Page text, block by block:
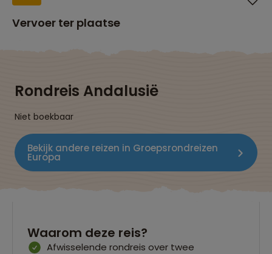
Vervoer ter plaatse
Rondreis Andalusië
Niet boekbaar
Bekijk andere reizen in Groepsrondreizen
Europa
Waarom deze reis?
Afwisselende rondreis over twee